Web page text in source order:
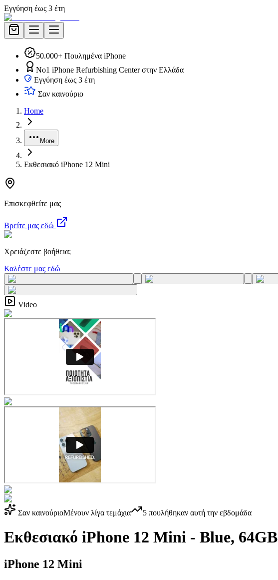
Εγγύηση έως 3 έτη
50.000+ Πουλημένα iPhone
No1 iPhone Refurbishing Center στην Ελλάδα
Εγγύηση έως 3 έτη
Σαν καινούριο
Home
More
Εκθεσιακό iPhone 12 Mini
Επισκεφθείτε μας
Βρείτε μας εδώ
Χρειάζεστε βοήθεια;
Καλέστε μας εδώ
Video
Σαν καινούριοΜένουν λίγα τεμάχια 5 πουλήθηκαν αυτή την εβδομάδα
Εκθεσιακό iPhone 12 Mini - Blue, 64GB
iPhone 12 Mini